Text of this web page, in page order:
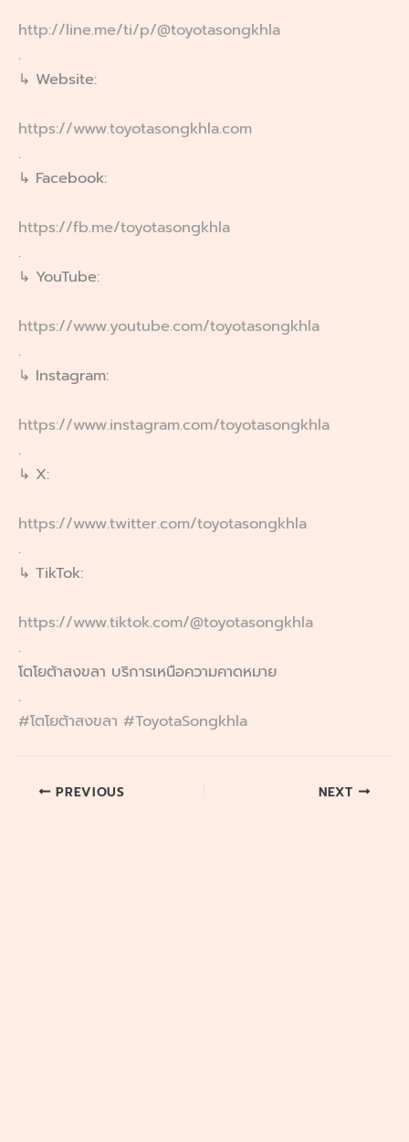
http://line.me/ti/p/@toyotasongkhla
.
↳ Website:
https://www.toyotasongkhla.com
.
↳ Facebook:
https://fb.me/toyotasongkhla
.
↳ YouTube:
https://www.youtube.com/toyotasongkhla
.
↳ Instagram:
https://www.instagram.com/toyotasongkhla
.
↳ X:
https://www.twitter.com/toyotasongkhla
.
↳ TikTok:
https://www.tiktok.com/@toyotasongkhla
.
โตโยต้าสงขลา บริการเหนือความคาดหมาย
.
#โตโยต้าสงขลา #ToyotaSongkhla
PREVIOUS NEXT